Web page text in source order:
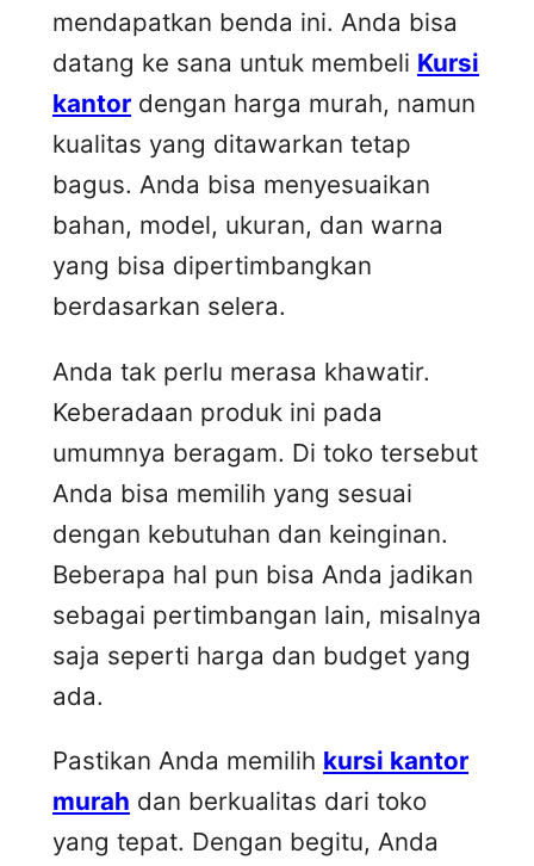
mendapatkan benda ini. Anda bisa
datang ke sana untuk membeli Kursi
kantor dengan harga murah, namun
kualitas yang ditawarkan tetap
bagus. Anda bisa menyesuaikan
bahan, model, ukuran, dan warna
yang bisa dipertimbangkan
berdasarkan selera.
Anda tak perlu merasa khawatir.
Keberadaan produk ini pada
umumnya beragam. Di toko tersebut
Anda bisa memilih yang sesuai
dengan kebutuhan dan keinginan.
Beberapa hal pun bisa Anda jadikan
sebagai pertimbangan lain, misalnya
saja seperti harga dan budget yang
ada.
Pastikan Anda memilih kursi kantor
murah dan berkualitas dari toko
yang tepat. Dengan begitu, Anda